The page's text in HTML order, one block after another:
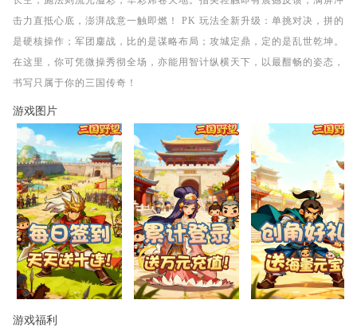
击力直抵心底，澎湃战意一触即燃！ PK 玩法全新升级：单挑对决，拼的
是硬核操作；军团鏖战，比的是谋略布局；攻城定鼎，定的是乱世乾坤。
在这里，你可凭微操秀彻全场，亦能用智计纵横天下，以最酣畅的姿态，
书写只属于你的三国传奇！
游戏图片
游戏福利